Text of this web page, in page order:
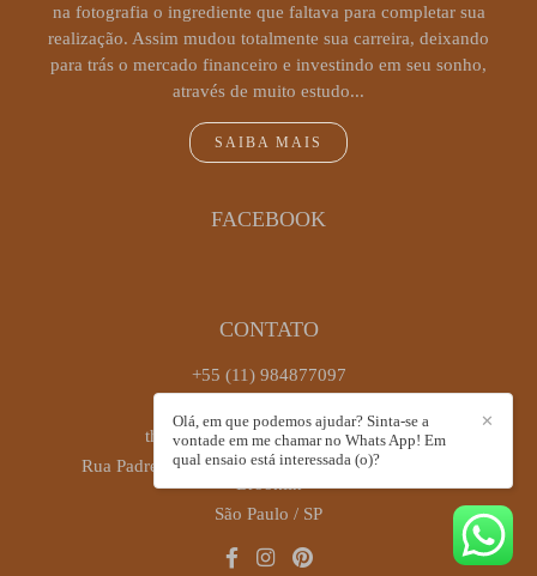
na fotografia o ingrediente que faltava para completar sua
realização. Assim mudou totalmente sua carreira, deixando
para trás o mercado financeiro e investindo em seu sonho,
através de muito estudo...
SAIBA MAIS
FACEBOOK
CONTATO
+55 (11) 984877097
thaiscastrofotografia@gmail.com
Rua Padre Antônio José dos Santos, 449, sala 72 -
Brooklin
São Paulo / SP
✕
Olá, em que podemos ajudar? Sinta-se a
vontade em me chamar no Whats App! Em
qual ensaio está interessada (o)?